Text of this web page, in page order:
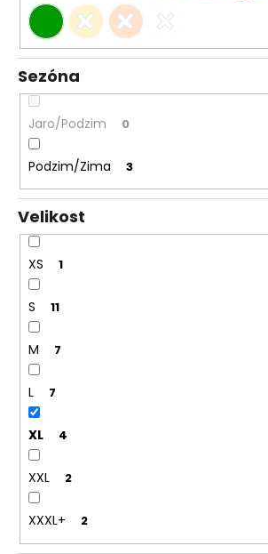
Sezóna
Jaro/Podzim 0
Podzim/Zima 3
Velikost
XS 1
S 11
M 7
L 7
XL 4
XXL 2
XXXL+ 2